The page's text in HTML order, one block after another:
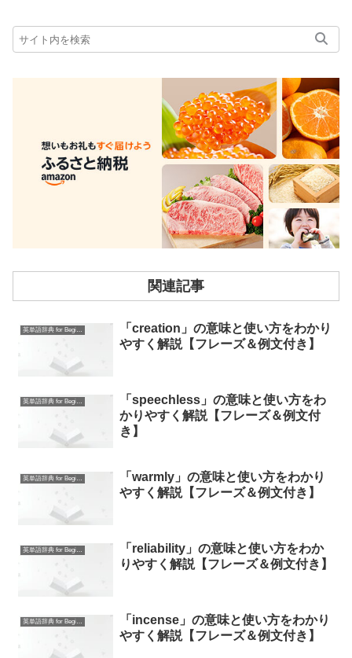
関連記事
英単語辞典 for Beginners
「creation」の意味と使い方をわかり
やすく解説【フレーズ＆例文付き】
英単語辞典 for Beginners
「speechless」の意味と使い方をわ
かりやすく解説【フレーズ＆例文付
き】
英単語辞典 for Beginners
「warmly」の意味と使い方をわかり
やすく解説【フレーズ＆例文付き】
英単語辞典 for Beginners
「reliability」の意味と使い方をわか
りやすく解説【フレーズ＆例文付き】
英単語辞典 for Beginners
「incense」の意味と使い方をわかり
やすく解説【フレーズ＆例文付き】